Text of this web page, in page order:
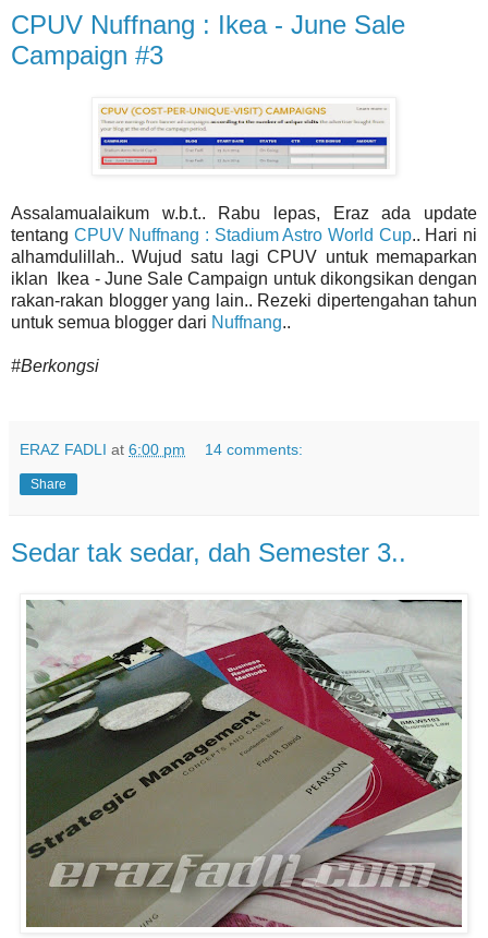
CPUV Nuffnang : Ikea - June Sale
Campaign #3
Assalamualaikum w.b.t.. Rabu lepas, Eraz ada update
tentang CPUV Nuffnang : Stadium Astro World Cup.. Hari ni
alhamdulillah.. Wujud satu lagi CPUV untuk memaparkan
iklan Ikea - June Sale Campaign untuk dikongsikan dengan
rakan-rakan blogger yang lain.. Rezeki dipertengahan tahun
untuk semua blogger dari Nuffnang..
#Berkongsi
ERAZ FADLI at 6:00 pm 14 comments:
Share
Sedar tak sedar, dah Semester 3..